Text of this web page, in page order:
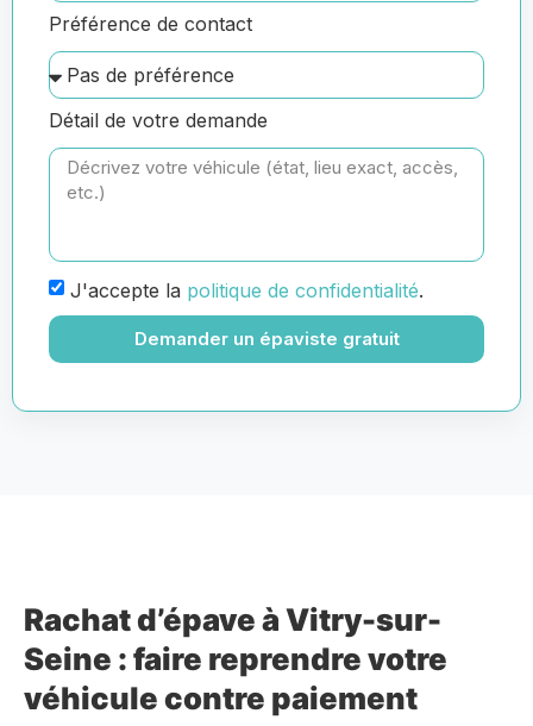
Préférence de contact
Détail de votre demande
J'accepte la politique de confidentialité.
Demander un épaviste gratuit
Rachat d’épave à Vitry-sur-
Seine : faire reprendre votre
véhicule contre paiement